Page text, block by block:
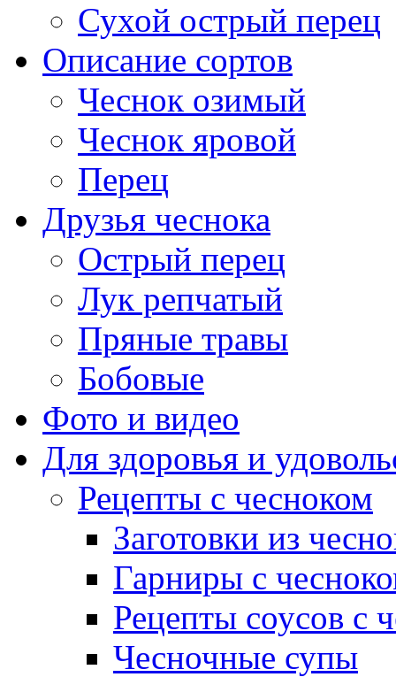
Сухой острый перец
Описание сортов
Чеснок озимый
Чеснок яровой
Перец
Друзья чеснока
Острый перец
Лук репчатый
Пряные травы
Бобовые
Фото и видео
Для здоровья и
Рецепты с чесноком
Заготовки из
Гарниры с
Рецепты соусов с
Чесночные супы